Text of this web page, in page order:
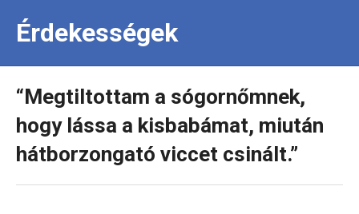
Érdekességek
“Megtiltottam a sógornőmnek,
hogy lássa a kisbabámat, miután
hátborzongató viccet csinált.”